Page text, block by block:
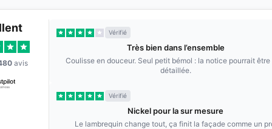
avis
Vérifié
Très bien dans l’ensemble
Coulisse en douceur. Seul petit bémol : la notice pourrait être
détaillée.
Vérifié
Nickel pour la sur mesure
Le lambrequin change tout, ça finit la façade comme un